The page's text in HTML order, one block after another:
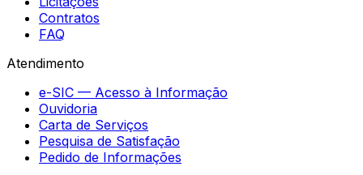
Contratos
FAQ
Atendimento
e-SIC — Acesso à Informação
Ouvidoria
Carta de Serviços
Pesquisa de Satisfação
Pedido de Informações